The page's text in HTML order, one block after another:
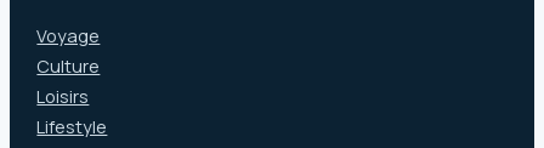
Voyage
Culture
Loisirs
Lifestyle